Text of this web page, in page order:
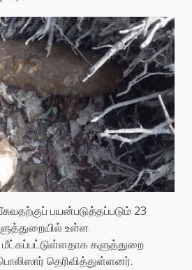
பயன்படுத்தப்படும் 23
உள்ள
களுத்துறை
தெரிவித்துள்ளனர்.